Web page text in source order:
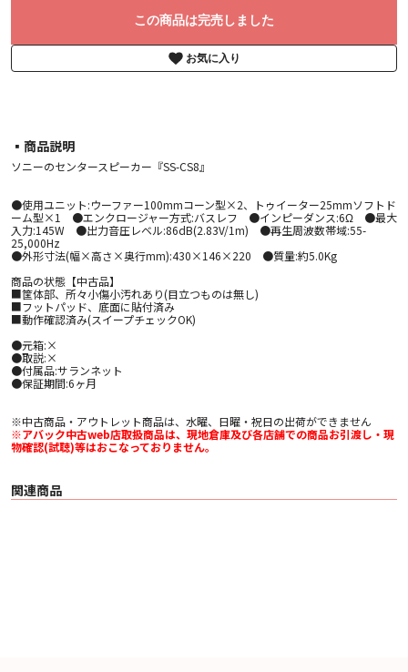
この商品は完売しました
お気に入り
▪︎商品説明
ソニーのセンタースピーカー『SS-CS8』
●使用ユニット:ウーファー100mmコーン型×2、トゥイーター25mmソフトド
ーム型×1 ●エンクロージャー方式:バスレフ ●インピーダンス:6Ω ●最大
入力:145W ●出力音圧レベル:86dB(2.83V/1m) ●再生周波数帯域:55-
25,000Hz
●外形寸法(幅×高さ×奥行mm):430×146×220 ●質量:約5.0Kg
商品の状態【中古品】
■筐体部、所々小傷小汚れあり(目立つものは無し)
■フットパッド、底面に貼付済み
■動作確認済み(スイープチェックOK)
●元箱:×
●取説:×
●付属品:サランネット
●保証期間:6ヶ月
※中古商品・アウトレット商品は、水曜、日曜・祝日の出荷ができません
※アバック中古web店取扱商品は、現地倉庫及び各店舗での商品お引渡し・現
物確認(試聴)等はおこなっておりません。
関連商品